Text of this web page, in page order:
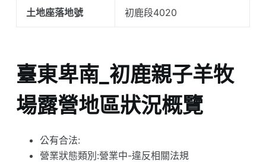
土地座落地號 初鹿段4020
臺東卑南_初鹿親子羊牧
場露營地區狀況概覽
公有合法:
營業狀態類別:營業中-違反相關法規